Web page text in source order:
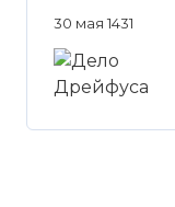
30 мая 1431